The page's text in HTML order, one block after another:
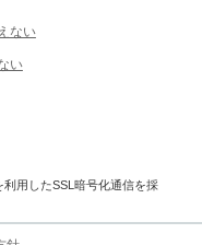
ない
い
用したSSL暗号化通信を採